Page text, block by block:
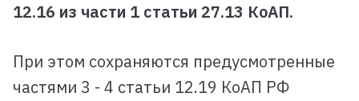
12.16 из части 1 статьи 27.13 КоАП.
При этом сохраняются предусмотренные
частями 3 - 4 статьи 12.19 КоАП РФ